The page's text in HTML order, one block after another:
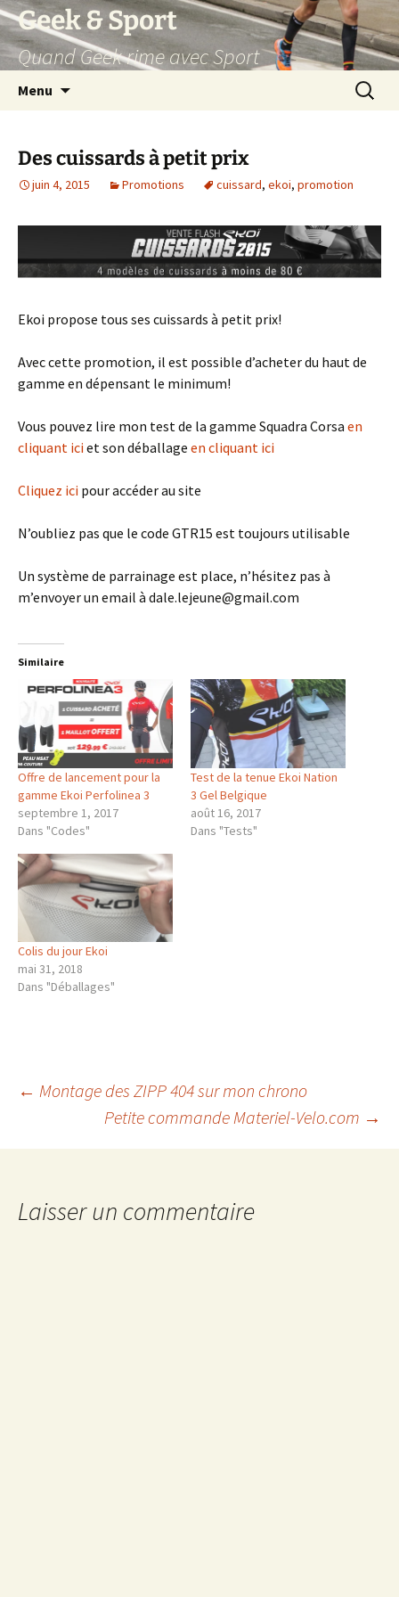
Aller
au
contenu
Geek & Sport
Quand Geek rime avec Sport
Menu
Des cuissards à petit prix
juin 4, 2015 Promotions cuissard, ekoi, promotion
Ekoi propose tous ses cuissards à petit prix!
Avec cette promotion, il est possible d’acheter du haut de
gamme en dépensant le minimum!
Vous pouvez lire mon test de la gamme Squadra Corsa en
cliquant iciet son déballage en cliquant ici
Cliquez ici pour accéder au site
N’oubliez pas que le code GTR15 est toujours utilisable
Un système de parrainage est place, n’hésitez pas à
m’envoyer un email à dale.lejeune@gmail.com
Similaire
Offre de lancement pour la
gamme Ekoi Perfolinea 3
septembre 1, 2017
Dans "Codes"
Test de la tenue Ekoi Nation
3 Gel Belgique
août 16, 2017
Dans "Tests"
Colis du jour Ekoi
mai 31, 2018
Dans "Déballages"
Navigation
des
articles
← Montage des ZIPP 404 sur mon chrono
Petite commande Materiel-Velo.com →
Laisser un commentaire